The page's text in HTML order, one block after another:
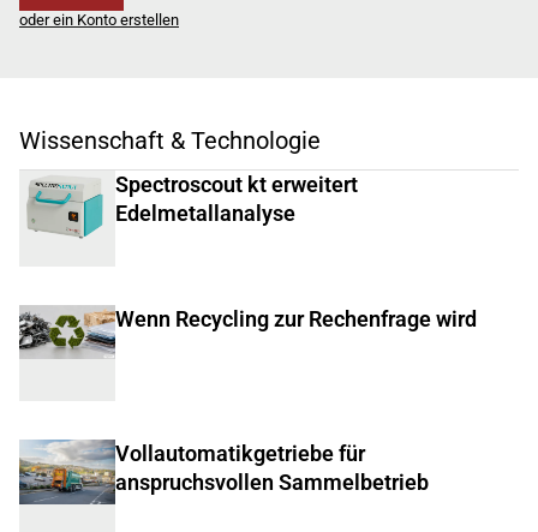
oder ein Konto erstellen
Wissenschaft & Technologie
Spectroscout kt erweitert
Edelmetallanalyse
Wenn Recycling zur Rechenfrage wird
Vollautomatikgetriebe für
anspruchsvollen Sammelbetrieb